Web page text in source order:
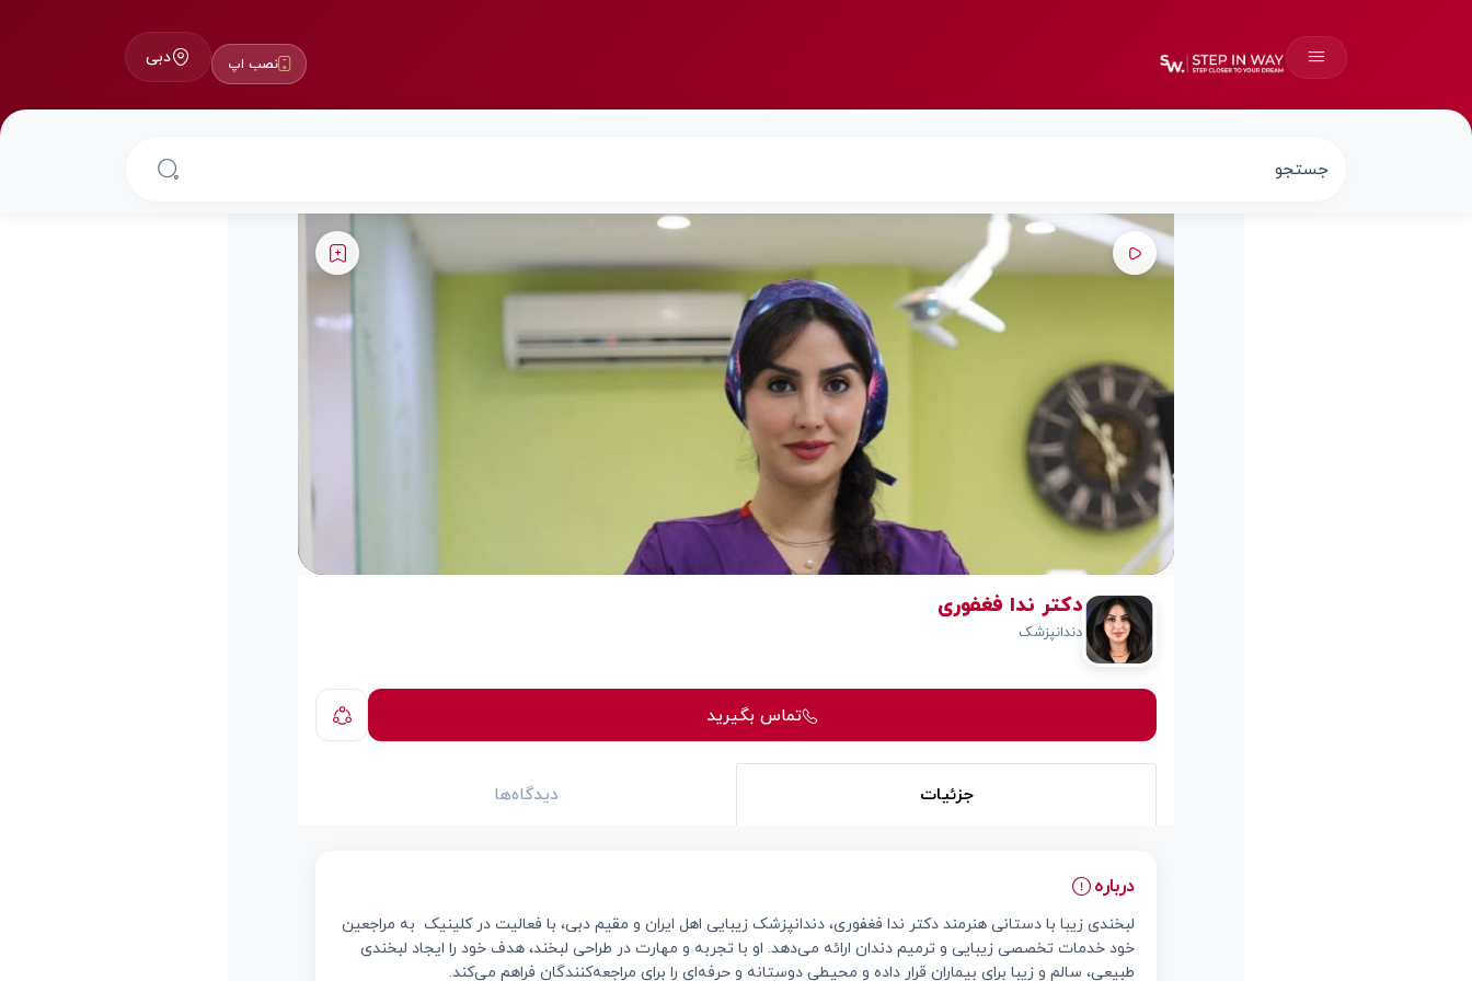
نصب اپ دبی
دکتر ندا فغفوری
دندانپزشک
تماس بگیرید
جزئیات دیدگاه‌ها
درباره
لبخندی زیبا با دستانی هنرمند دکتر ندا فغفوری، دندانپزشک زیبایی اهل ایران و مقیم دبی، با فعالیت در کلینیک به مراجعین
خود خدمات تخصصی زیبایی و ترمیم دندان ارائه می‌دهد. او با تجربه و مهارت در طراحی لبخند، هدف خود را ایجاد لبخندی
طبیعی، سالم و زیبا برای بیماران قرار داده و محیطی دوستانه و حرفه‌ای را برای مراجعه‌کنندگان فراهم می‌کند.